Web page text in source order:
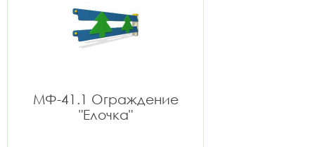
МФ-41.1 Ограждение
"Елочка"